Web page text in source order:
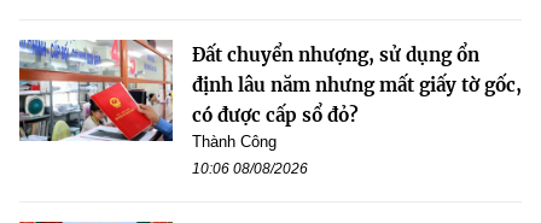
Đất chuyển nhượng, sử dụng ổn
định lâu năm nhưng mất giấy tờ gốc,
có được cấp sổ đỏ?
Thành Công
10:06 08/08/2026